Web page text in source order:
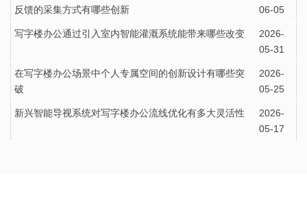
反馈的采集方式有哪些创新
06-05
写字楼办公通过引入室内智能灌溉系统能带来哪些改变
2026-
05-31
在写字楼办公场景中个人专属空间的创新设计有哪些突
破
2026-
05-25
新兴智能导视系统对写字楼办公流线优化有多大灵活性
2026-
05-17